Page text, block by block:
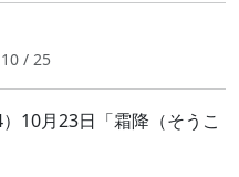
/ 25
10月23日「霜降（そうこ